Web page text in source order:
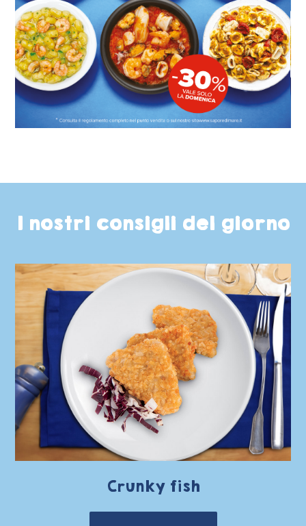
I nostri consigli del giorno
Crunky fish